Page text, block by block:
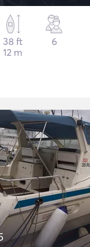
38 ft
12 m
6